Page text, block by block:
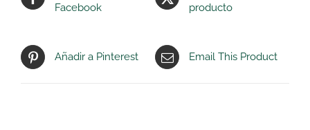
Facebook
producto
Añadir a Pinterest Email This Product